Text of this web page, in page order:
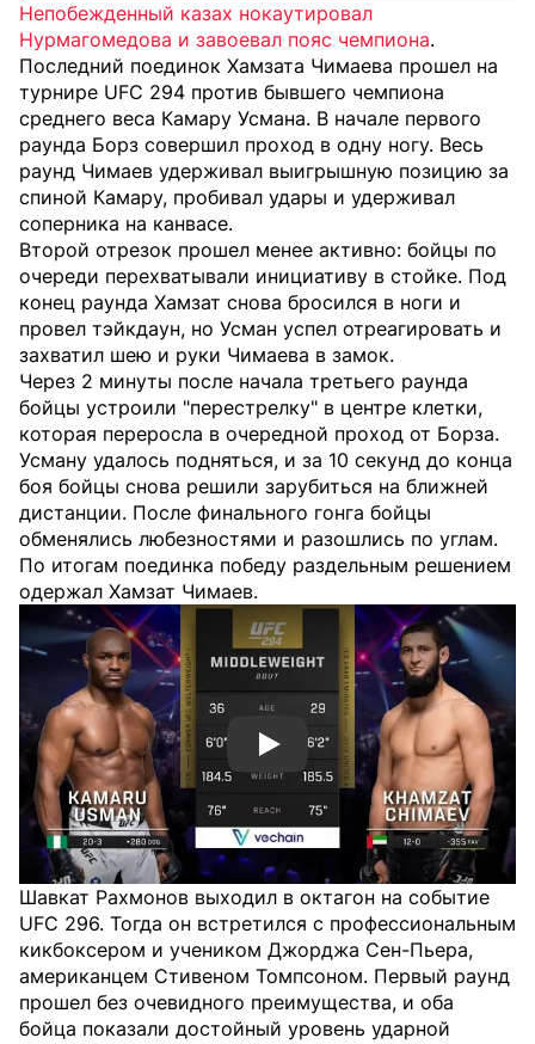
Непобежденный казах нокаутировал
Нурмагомедова и завоевал пояс чемпиона.
Последний поединок Хамзата Чимаева прошел на
турнире UFC 294 против бывшего чемпиона
среднего веса Камару Усмана. В начале первого
раунда Борз совершил проход в одну ногу. Весь
раунд Чимаев удерживал выигрышную позицию за
спиной Камару, пробивал удары и удерживал
соперника на канвасе.
Второй отрезок прошел менее активно: бойцы по
очереди перехватывали инициативу в стойке. Под
конец раунда Хамзат снова бросился в ноги и
провел тэйкдаун, но Усман успел отреагировать и
захватил шею и руки Чимаева в замок.
Через 2 минуты после начала третьего раунда
бойцы устроили "перестрелку" в центре клетки,
которая переросла в очередной проход от Борза.
Усману удалось подняться, и за 10 секунд до конца
боя бойцы снова решили зарубиться на ближней
дистанции. После финального гонга бойцы
обменялись любезностями и разошлись по углам.
По итогам поединка победу раздельным решением
одержал Хамзат Чимаев.
Смотреть видео YouTube
Шавкат Рахмонов выходил в октагон на событие
UFC 296. Тогда он встретился с профессиональным
кикбоксером и учеником Джорджа Сен-Пьера,
американцем Стивеном Томпсоном. Первый раунд
прошел без очевидного преимущества, и оба
бойца показали достойный уровень ударной